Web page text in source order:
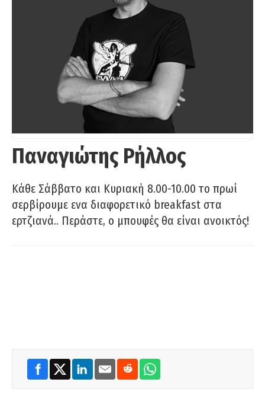
Παναγιώτης Ρήλλος
Κάθε Σάββατο και Κυριακή 8.00-10.00 το πρωί
σερβίρουμε ενα διαφορετικό breakfast στα
ερτζιανά.. Περάστε, ο μπουφές θα είναι ανοικτός!